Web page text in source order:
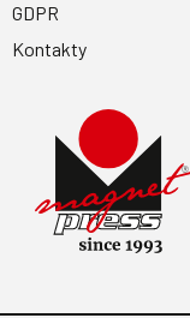
GDPR
Kontakty